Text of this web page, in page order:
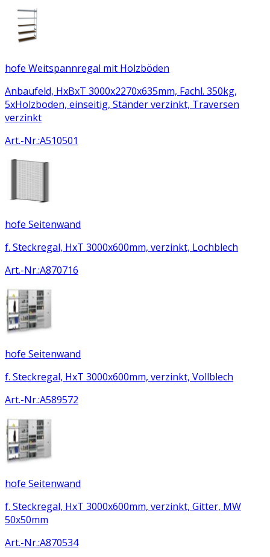
hofe Weitspannregal mit Holzböden
Anbaufeld, HxBxT 3000x2270x635mm, Fachl. 350kg,
5xHolzboden, einseitig, Ständer verzinkt, Traversen
verzinkt
Art.-Nr.:A510501
hofe Seitenwand
f. Steckregal, HxT 3000x600mm, verzinkt, Lochblech
Art.-Nr.:A870716
hofe Seitenwand
f. Steckregal, HxT 3000x600mm, verzinkt, Vollblech
Art.-Nr.:A589572
hofe Seitenwand
f. Steckregal, HxT 3000x600mm, verzinkt, Gitter, MW
50x50mm
Art.-Nr.:A870534